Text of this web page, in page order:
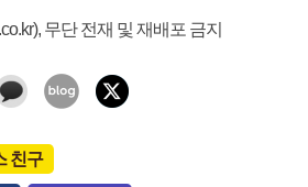
무단 전재 및 재배포 금지
친구